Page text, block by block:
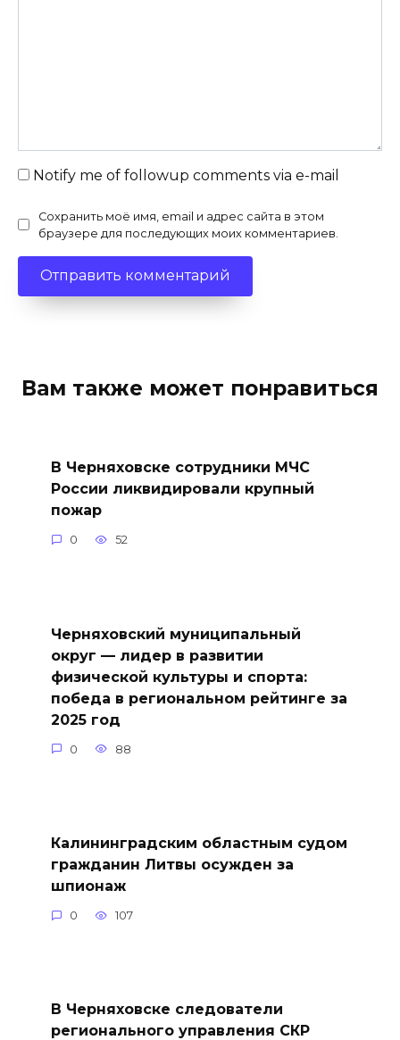
Notify me of followup comments via e-mail
Сохранить моё имя, email и адрес сайта в этом
браузере для последующих моих комментариев.
Вам также может понравиться
В Черняховске сотрудники МЧС
России ликвидировали крупный
пожар
0 52
Черняховский муниципальный
округ — лидер в развитии
физической культуры и спорта:
победа в региональном рейтинге за
2025 год
0 88
Калининградским областным судом
гражданин Литвы осужден за
шпионаж
0 107
В Черняховске следователи
регионального управления СКР